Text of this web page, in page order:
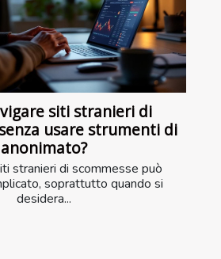
siti stranieri di
usare strumenti di
anonimato?
stranieri di scommesse può
soprattutto quando si
desidera...